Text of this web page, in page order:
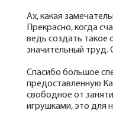
Ах, какая
Прекрасно, когда
ведь создать такое
значительный труд.
Спасибо большое
предоставленную
свободное от
игрушками, это для